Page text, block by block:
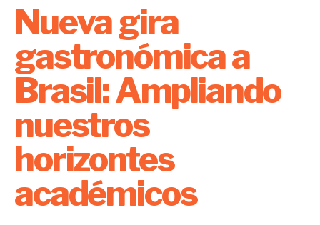
Nueva gira
gastronómica a
Brasil: Ampliando
nuestros
horizontes
académicos